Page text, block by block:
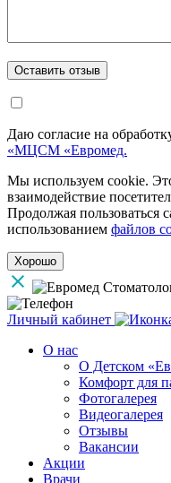
Даю согласие на
«МЦСМ «Евромед.
Мы используем cookie.
взаимодействие
Продолжая пользоваться
использованием файлов
Хорошо
Личный кабинет
О нас
О Детском
Комфорт для
Фотогалерея
Видеогалерея
Отзывы
Вакансии
Акции
Врачи